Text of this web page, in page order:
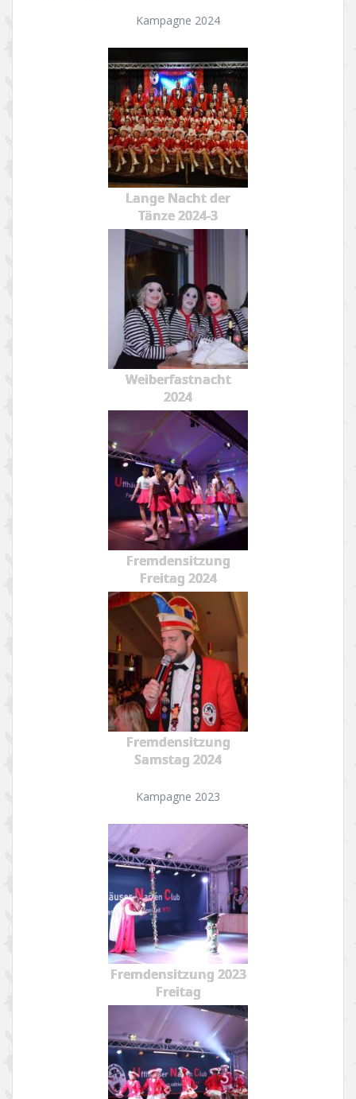
Kampagne 2024
Lange Nacht der
Tänze 2024-3
Weiberfastnacht
2024
Fremdensitzung
Freitag 2024
Fremdensitzung
Samstag 2024
Kampagne 2023
Fremdensitzung 2023
Freitag